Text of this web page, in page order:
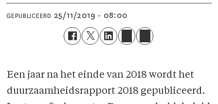
GEPUBLICEERD 25/11/2019 - 08:00
Een jaar na het einde van 2018 wordt het
duurzaamheidsrapport 2018 gepubliceerd.